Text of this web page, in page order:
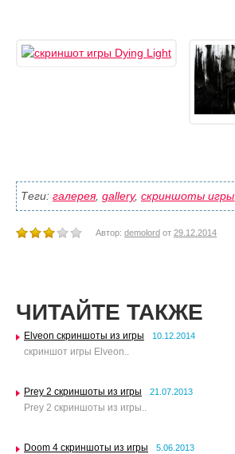
Теги: галерея, gallery, скриншоты игры
Автор: demolord от 29.12.2014
ЧИТАЙТЕ ТАКЖЕ
Elveon скриншоты из игры 10.12.2014
скриншот игры Elveon..
Prey 2 скриншоты из игры 21.07.2013
Prey 2 скриншоты из игры..
Doom 4 скриншоты из игры 5.06.2013